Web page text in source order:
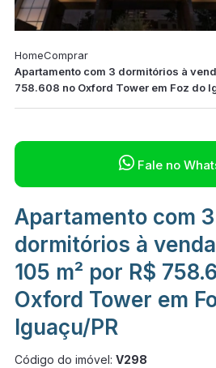
HomeComprar
Apartamento com 3 dormitórios à
758.608 no Oxford Tower em Foz do
 Fale no
Apartamento com 3
dormitórios à
105 m² por R$
Oxford Tower em
Iguaçu/PR
Código do imóvel: V298